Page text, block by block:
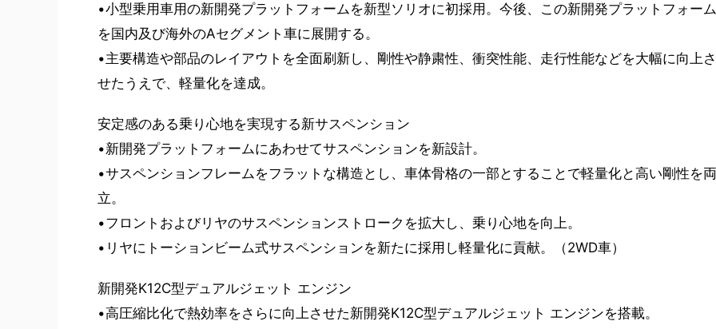
•小型乗用車用の新開発プラットフォームを新型ソリオに初採用。今後、この新開発プラットフォーム
を国内及び海外のAセグメント車に展開する。
•主要構造や部品のレイアウトを全面刷新し、剛性や静粛性、衝突性能、走行性能などを大幅に向上さ
せたうえで、軽量化を達成。
安定感のある乗り心地を実現する新サスペンション
•新開発プラットフォームにあわせてサスペンションを新設計。
•サスペンションフレームをフラットな構造とし、車体骨格の一部とすることで軽量化と高い剛性を両
立。
•フロントおよびリヤのサスペンションストロークを拡大し、乗り心地を向上。
•リヤにトーションビーム式サスペンションを新たに採用し軽量化に貢献。（2WD車）
新開発K12C型デュアルジェット エンジン
•高圧縮比化で熱効率をさらに向上させた新開発K12C型デュアルジェット エンジンを搭載。